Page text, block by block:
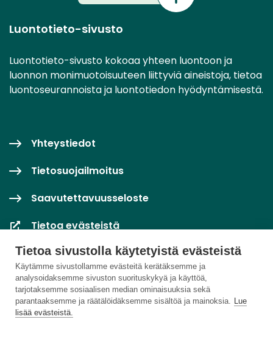
Tietoa sivustolla käytetyistä evästeistä
Käytämme sivustollamme evästeitä kerätäksemme ja
analysoidaksemme sivuston suorituskykyä ja käyttöä,
tarjotaksemme sosiaalisen median ominaisuuksia sekä
parantaaksemme ja räätälöidäksemme sisältöä ja mainoksia. Lue
lisää evästeistä.
Luontotieto-sivusto
Luontotieto-sivusto kokoaa yhteen luontoon ja
luonnon monimuotoisuuteen liittyviä aineistoja, tietoa
luontoseurannoista ja luontotiedon hyödyntämisestä.
Yhteystiedot
Tietosuojailmoitus
Saavutettavuusseloste
Tietoa evästeistä
Evästeasetukset